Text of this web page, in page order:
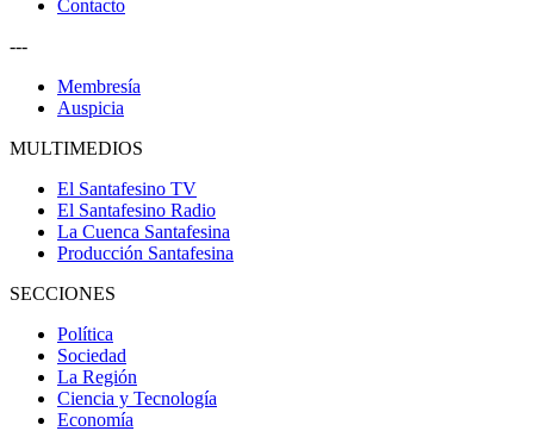
Contacto
---
Membresía
Auspicia
MULTIMEDIOS
El Santafesino TV
El Santafesino Radio
La Cuenca Santafesina
Producción Santafesina
SECCIONES
Política
Sociedad
La Región
Ciencia y Tecnología
Economía